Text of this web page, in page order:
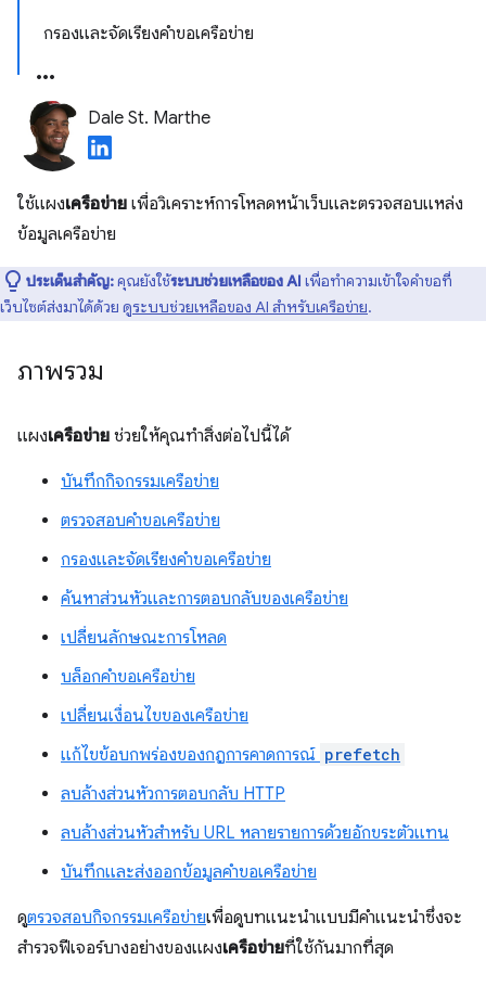
กรองและจัดเรียงคำขอเครือข่าย
Dale St. Marthe
ใช้แผงเครือข่าย เพื่อวิเคราะห์การโหลดหน้าเว็บและตรวจสอบแหล่ง
ข้อมูลเครือข่าย
ประเด็นสำคัญ:คุณยังใช้ระบบช่วยเหลือของ AI เพื่อทำความเข้าใจคำขอที่
เว็บไซต์ส่งมาได้ด้วย ดูระบบช่วยเหลือของ AI สำหรับเครือข่าย.
ภาพรวม
แผงเครือข่าย ช่วยให้คุณทำสิ่งต่อไปนี้ได้
บันทึกกิจกรรมเครือข่าย
ตรวจสอบคำขอเครือข่าย
กรองและจัดเรียงคำขอเครือข่าย
ค้นหาส่วนหัวและการตอบกลับของเครือข่าย
เปลี่ยนลักษณะการโหลด
บล็อกคำขอเครือข่าย
เปลี่ยนเงื่อนไขของเครือข่าย
แก้ไขข้อบกพร่องของกฎการคาดการณ์ prefetch
ลบล้างส่วนหัวการตอบกลับ HTTP
ลบล้างส่วนหัวสำหรับ URL หลายรายการด้วยอักขระตัวแทน
บันทึกและส่งออกข้อมูลคำขอเครือข่าย
ดูตรวจสอบกิจกรรมเครือข่ายเพื่อดูบทแนะนำแบบมีคำแนะนำซึ่งจะ
สำรวจฟีเจอร์บางอย่างของแผงเครือข่ายที่ใช้กันมากที่สุด